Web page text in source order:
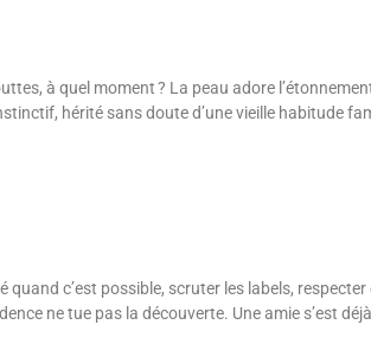
à quel moment ? La peau adore
hérité sans doute d’une vieille habitude
c’est possible, scruter les labels, respecter
ne tue pas la découverte. Une amie s’est